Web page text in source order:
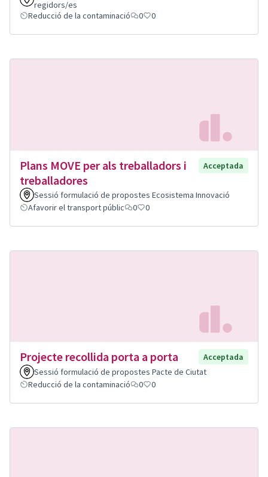
regidors/es
Reducció de la contaminació
0 0
Plans MOVE per als treballadors i
treballadores
Acceptada
Sessió formulació de propostes Ecosistema Innovació
Afavorir el transport públic
0 0
Projecte recollida porta a porta
Acceptada
Sessió formulació de propostes Pacte de Ciutat
Reducció de la contaminació
0 0